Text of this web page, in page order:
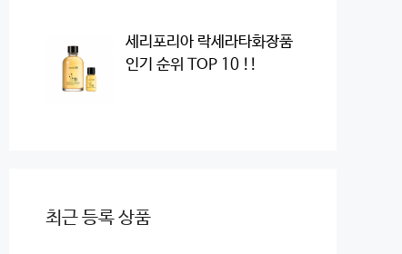
세리포리아 락세라타화장품
인기 순위 TOP 10 !!
최근 등록 상품